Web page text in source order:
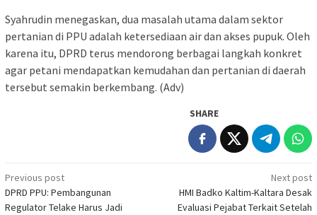
Syahrudin menegaskan, dua masalah utama dalam sektor
pertanian di PPU adalah ketersediaan air dan akses pupuk. Oleh
karena itu, DPRD terus mendorong berbagai langkah konkret
agar petani mendapatkan kemudahan dan pertanian di daerah
tersebut semakin berkembang. (Adv)
SHARE
Post
navigation
Previous post
DPRD PPU: Pembangunan
Regulator Telake Harus Jadi
Next post
HMI Badko Kaltim-Kaltara Desak
Evaluasi Pejabat Terkait Setelah